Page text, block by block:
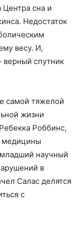
сна и
Недостаток
весу. И,
верный спутник
самой тяжелой
жизни
Роббинс,
медицины
научный
в
Салас делятся
с